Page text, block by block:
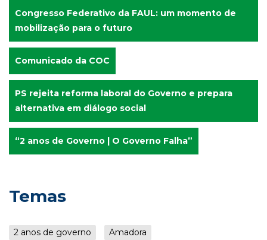
Congresso Federativo da FAUL: um momento de
mobilização para o futuro
Comunicado da COC
PS rejeita reforma laboral do Governo e prepara
alternativa em diálogo social
“2 anos de Governo | O Governo Falha”
Temas
2 anos de governo
Amadora